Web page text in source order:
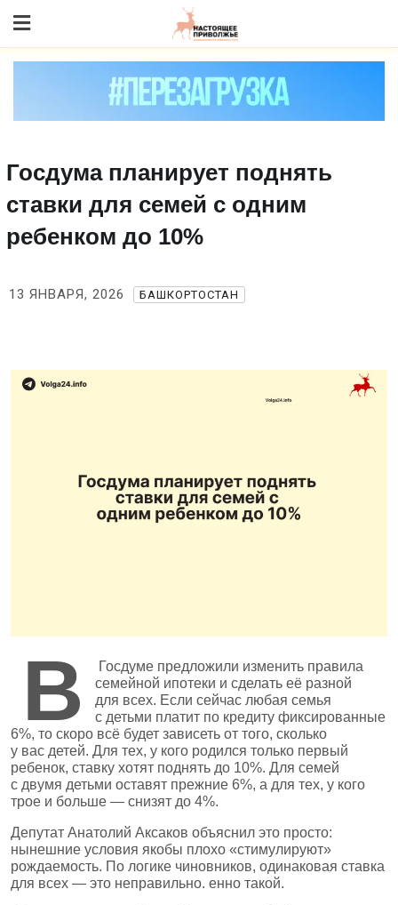
to content
Госдума планирует поднять
ставки для семей с одним
ребенком до 10%
13 ЯНВАРЯ, 2026 БАШКОРТОСТАН
В
Госдуме предложили изменить правила
семейной ипотеки и сделать её разной
для всех. Если сейчас любая семья
с детьми платит по кредиту фиксированные
6%, то скоро всё будет зависеть от того, сколько
у вас детей. Для тех, у кого родился только первый
ребенок, ставку хотят поднять до 10%. Для семей
с двумя детьми оставят прежние 6%, а для тех, у кого
трое и больше — снизят до 4%.
Депутат Анатолий Аксаков объяснил это просто:
нынешние условия якобы плохо «стимулируют»
рождаемость. По логике чиновников, одинаковая ставка
для всех — это неправильно. енно такой.